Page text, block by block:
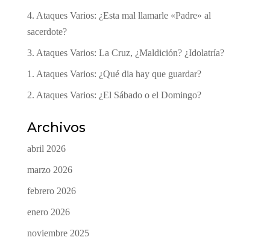
4. Ataques Varios: ¿Esta mal llamarle «Padre» al
sacerdote?
3. Ataques Varios: La Cruz, ¿Maldición? ¿Idolatría?
1. Ataques Varios: ¿Qué dia hay que guardar?
2. Ataques Varios: ¿El Sábado o el Domingo?
Archivos
abril 2026
marzo 2026
febrero 2026
enero 2026
noviembre 2025